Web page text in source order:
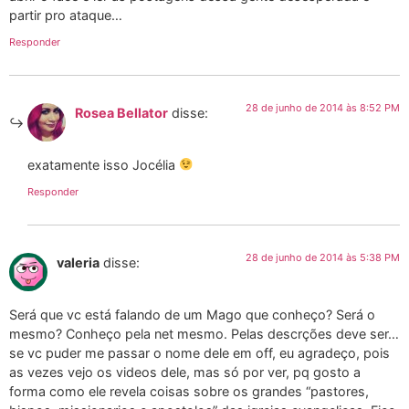
partir pro ataque…
Responder
Rosea Bellator disse: 28 de junho de 2014 às 8:52 PM
exatamente isso Jocélia
Responder
valeria disse: 28 de junho de 2014 às 5:38 PM
Será que vc está falando de um Mago que conheço? Será o
mesmo? Conheço pela net mesmo. Pelas descrções deve ser…
se vc puder me passar o nome dele em off, eu agradeço, pois
as vezes vejo os videos dele, mas só por ver, pq gosto a
forma como ele revela coisas sobre os grandes “pastores,